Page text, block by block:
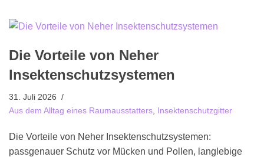
Die Vorteile von Neher
Insektenschutzsystemen
31. Juli 2026
Aus dem Alltag eines Raumausstatters Insektenschutzgitter
Die Vorteile von Neher Insektenschutzsystemen:
passgenauer Schutz vor Mücken und Pollen, langlebige